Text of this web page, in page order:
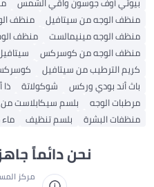
منظف ​​الوجه من سيتافيل
منظف
منظف ​​الوجه مينيمالست
منظف
منظف ​​الوجه من كوسركس
كريم الترطيب من سيتافيل
باث أند بودي وركس
شوكولاتة
مرطبات الوجه
بلسم سيكابلاست من
منظفات البشرة
بلسم تنظيف
نحن دائماً
مركز